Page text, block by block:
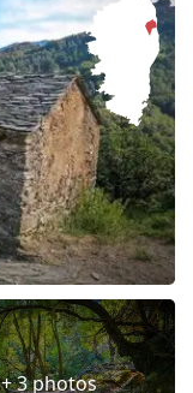
+ 3 photos